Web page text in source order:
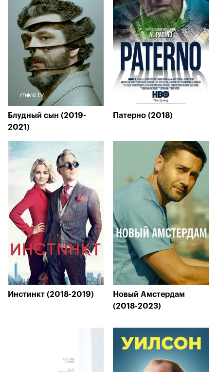
Блудный сын (2019-
2021)
Патерно (2018)
Инстинкт (2018-2019)
Новый Амстердам
(2018-2023)